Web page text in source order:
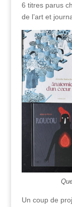
6 titres parus
de l’art et
Un coup de